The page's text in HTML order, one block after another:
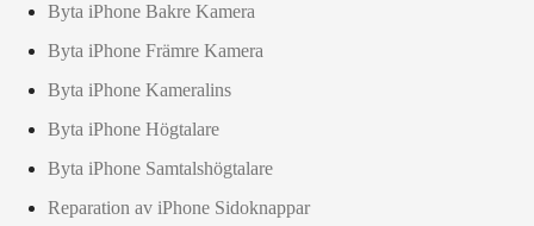
Byta iPhone Bakre Kamera
Byta iPhone Främre Kamera
Byta iPhone Kameralins
Byta iPhone Högtalare
Byta iPhone Samtalshögtalare
Reparation av iPhone Sidoknappar